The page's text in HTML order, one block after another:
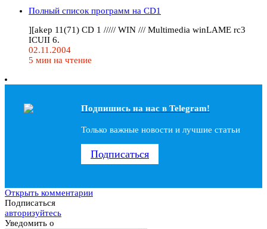
Полный список программ на CD1
][akep 11(71) CD 1 ///// WIN /// Multimedia winLAME rc3
ICUII 6.
02.11.2004
5 мин на чтение
Подпишись на наc в Telegram!
Только важные новости и лучшие статьи
Подписаться
Открыть комментарии
Подписаться
авторизуйтесь
Уведомить о